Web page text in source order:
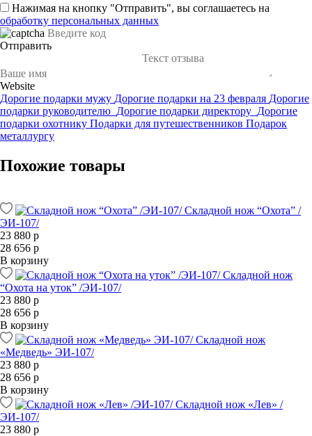
Нажимая на кнопку "Отправить", вы соглашаетесь на
обработку персональных данных
Отправить
Website
Дорогие подарки мужу Дорогие подарки на 23 февраля Дорогие
подарки руководителю Дорогие подарки директору Дорогие
подарки охотнику Подарки для путешественников Подарок
металлургу
Похожие товары
Складной нож “Охота” /
ЭИ-107/
23 880 р
28 656 р
В корзину
Складной нож
“Охота на уток” /ЭИ-107/
23 880 р
28 656 р
В корзину
Складной нож
«Медведь» ЭИ-107/
23 880 р
28 656 р
В корзину
Складной нож «Лев» /
ЭИ-107/
23 880 р